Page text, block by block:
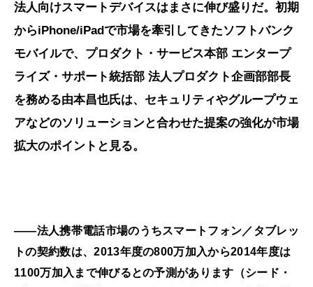
法人向けスマートデバイスはまさに伸び盛りだ。初期
からiPhone/iPadで市場を牽引してきたソフトバンク
モバイルで、プロダクト・サービス本部 エンタープ
ライズ・サポート統括部 法人プロダクト企画部部長
を務める由本昌也氏は、セキュリティやグループウェ
アなどのソリューションと合わせた提案の強化が市場
拡大のポイントと見る。
――法人携帯電話市場のうちスマートフォン／タブレッ
トの契約数は、2013年度の800万加入から2014年度は
1100万加入まで伸びるとの予測があります（シード・